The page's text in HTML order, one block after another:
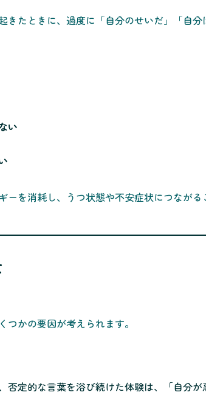
きたときに、過度に「自分のせいだ」「自
い
ーを消耗し、うつ状態や不安症状につながる
かの要因が考えられます。
定的な言葉を浴び続けた体験は、「自分